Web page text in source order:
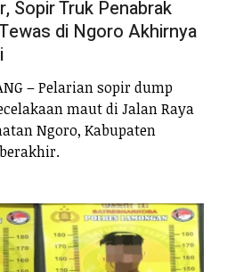
Sopir Truk Penabrak
di Ngoro Akhirnya
– Pelarian sopir dump
maut di Jalan Raya
Ngoro, Kabupaten